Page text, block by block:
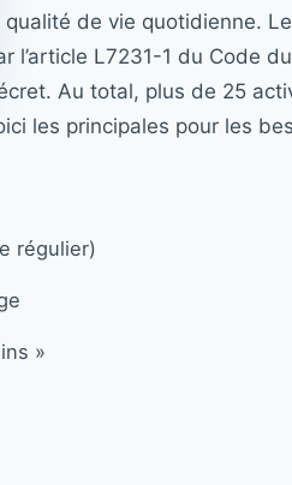
qualité de vie quotidienne.
l’article L7231-1 du Code
Au total, plus de 25
les principales pour les
régulier)
»